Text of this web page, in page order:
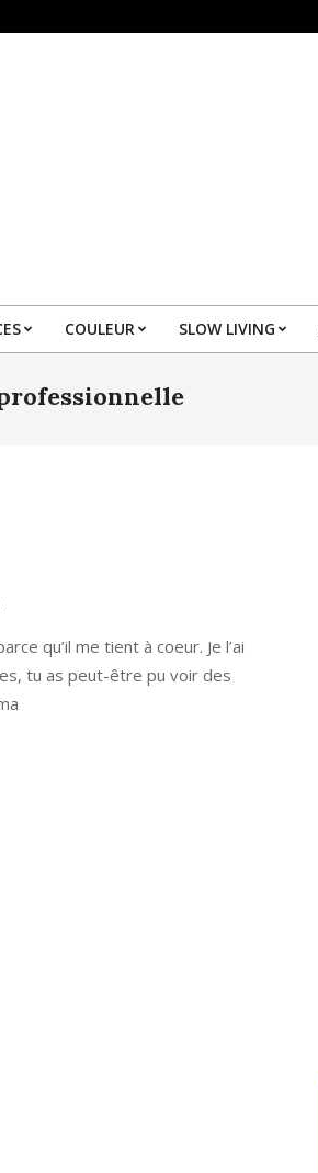
Primary
Menu
COULEUR SLOW LIVING
qu’il me tient à coeur. Je l’ai
tu as peut-être pu voir des